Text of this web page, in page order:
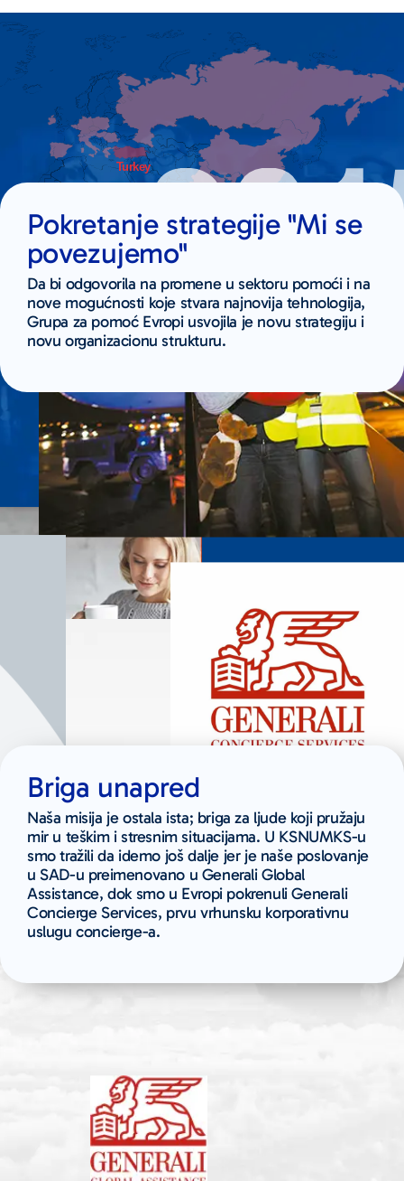
Pokretanje strategije "Mi se
povezujemo"
Da bi odgovorila na promene u sektoru pomoći i na
nove mogućnosti koje stvara najnovija tehnologija,
Grupa za pomoć Evropi usvojila je novu strategiju i
novu organizacionu strukturu.
Briga unapred
Naša misija je ostala ista; briga za ljude koji pružaju
mir u teškim i stresnim situacijama. U KSNUMKS-u
smo tražili da idemo još dalje jer je naše poslovanje
u SAD-u preimenovano u Generali Global
Assistance, dok smo u Evropi pokrenuli Generali
Concierge Services, prvu vrhunsku korporativnu
uslugu concierge-a.